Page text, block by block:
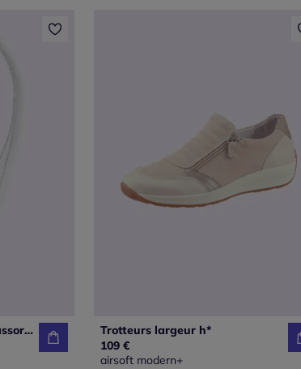
Collier accessoire facile à assortir
Trotteurs largeur h*
109 €
airsoft modern+